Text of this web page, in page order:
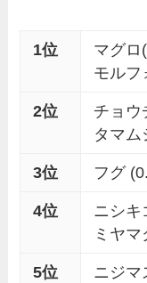
1位
マグロ
モルフ
2位
チョウ
タマム
3位 フグ
4位
ニシキ
ミヤ
5位 ニジマ